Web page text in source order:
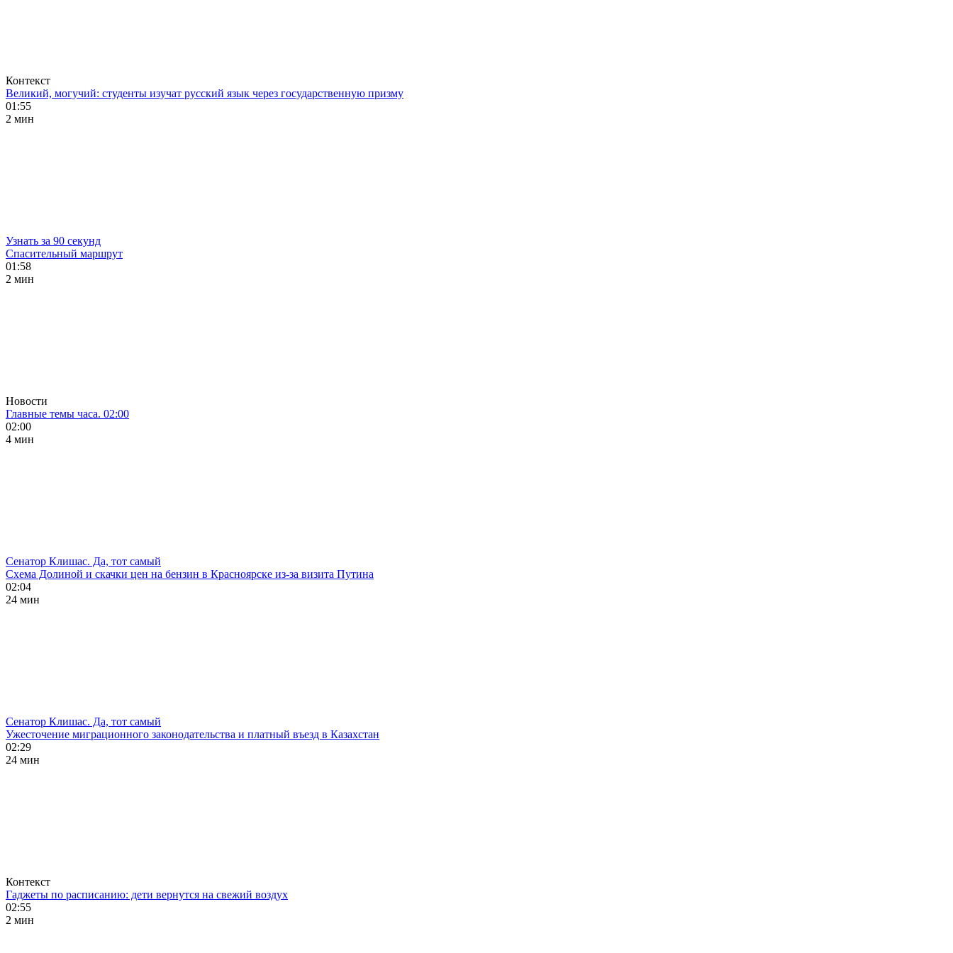
Контекст
Великий, могучий: студенты изучат русский язык через государственную призму
01:55
2 мин
Узнать за 90 секунд
Спасительный маршрут
01:58
2 мин
Новости
Главные темы часа. 02:00
02:00
4 мин
Сенатор Клишас. Да, тот самый
Схема Долиной и скачки цен на бензин в Красноярске из-за визита Путина
02:04
24 мин
Сенатор Клишас. Да, тот самый
Ужесточение миграционного законодательства и платный въезд в Казахстан
02:29
24 мин
Контекст
Гаджеты по расписанию: дети вернутся на свежий воздух
02:55
2 мин